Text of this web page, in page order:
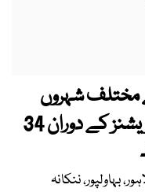
شہروں
میں 415 انٹیلیجنس بیسڈ آپریشنز کے دوران 34
بہاولپور، ننکانہ